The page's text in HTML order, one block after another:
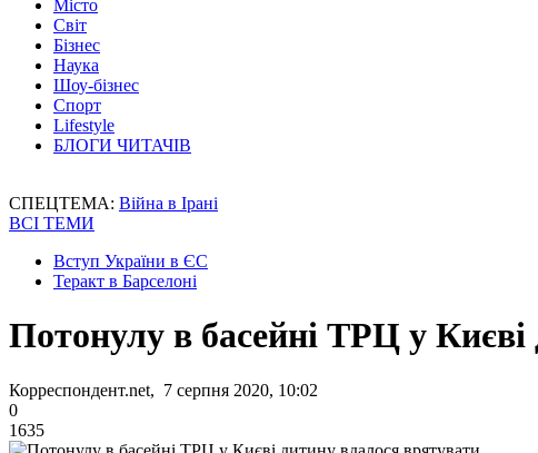
Місто
Світ
Бізнес
Наука
Шоу-бізнес
Спорт
Lifestyle
БЛОГИ ЧИТАЧІВ
СПЕЦТЕМА: Війна в Ірані
ВСІ ТЕМИ
Вступ України в ЄС
Теракт в Барселоні
Потонулу в басейні ТРЦ у
Корреспондент.net, 7 серпня 2020, 10:02
0
1635